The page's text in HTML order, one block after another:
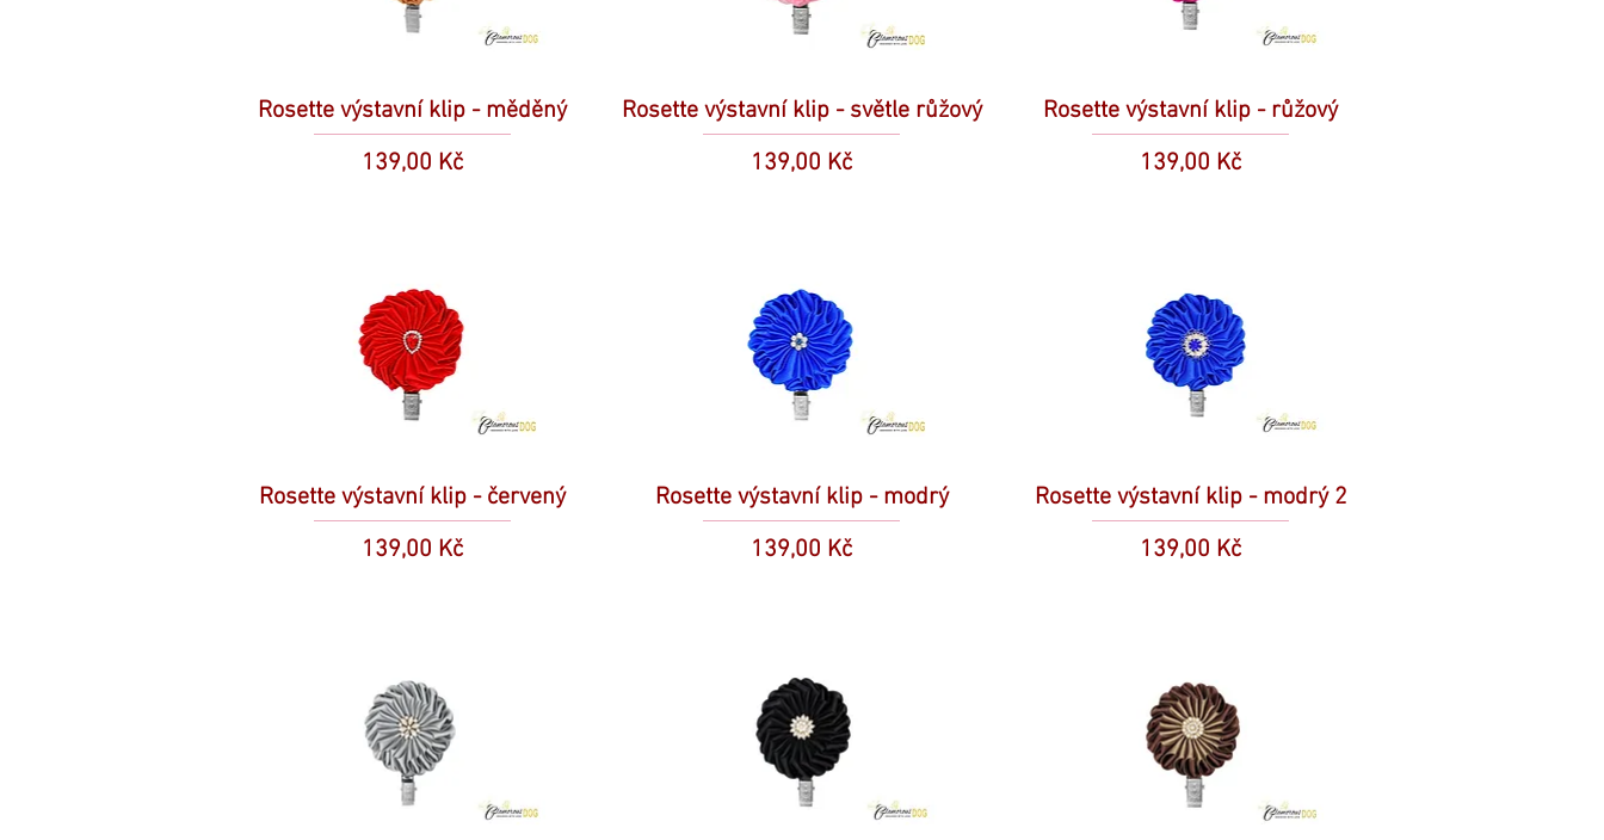
Rosette výstavní klip - měděný
Cena
139,00 Kč
Rosette výstavní klip - světle růžový
Cena
139,00 Kč
Rosette výstavní klip - růžový
Cena
139,00 Kč
Rosette výstavní klip - červený
Cena
139,00 Kč
Rosette výstavní klip - modrý
Cena
139,00 Kč
Rosette výstavní klip - modrý 2
Cena
139,00 Kč